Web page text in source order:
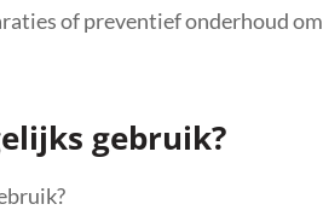
of preventief onderhoud om
gebruik?